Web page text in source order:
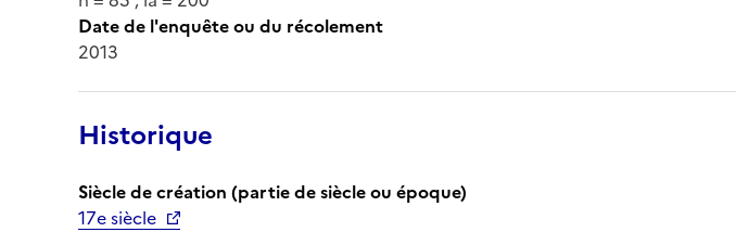
Date de l'enquête ou du récolement
2013
Historique
Siècle de création (partie de siècle ou époque)
17e siècle